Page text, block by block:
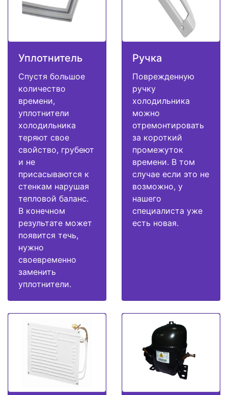
Уплотнитель
Спустя большое
количество
времени,
уплотнители
холодильника
теряют свое
свойство, грубеют
и не
присасываются к
стенкам нарушая
тепловой баланс.
В конечном
результате может
появится течь,
нужно
своевременно
заменить
уплотнители.
Ручка
Поврежденную
ручку
холодильника
можно
отремонтировать
за короткий
промежуток
времени. В том
случае если это не
возможно, у
нашего
специалиста уже
есть новая.